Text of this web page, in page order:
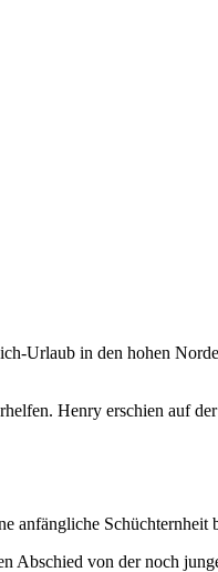
Urlaub in den hohen
Henry erschien auf
Schüchternheit
Abschied von der noch